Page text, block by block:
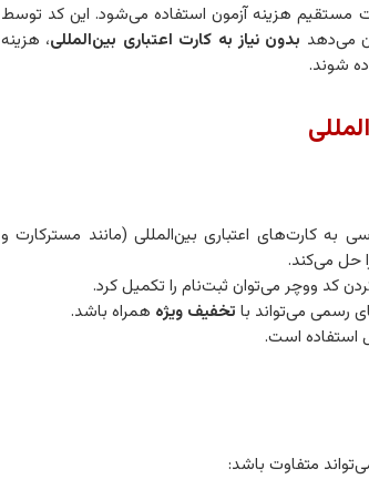
مستقیم هزینه آزمون استفاده می‌شود. این کد توسط
می‌دهد بدون نیاز به کارت اعتباری بین‌المللی، هزینه
شوند.
به کارت‌های اعتباری بین‌المللی (مانند مسترکارت و
حل می‌کند.
کد ووچر می‌توان ثبت‌نام را تکمیل کرد.
رسمی می‌تواند با تخفیف ویژه همراه باشد.
استفاده است.
متفاوت باشد: